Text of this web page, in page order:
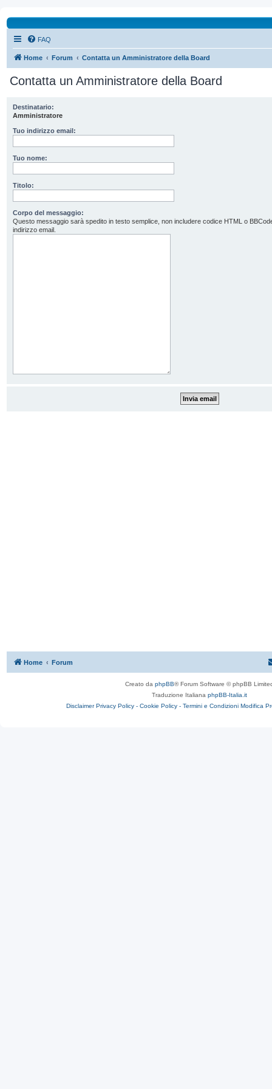
FAQ
Home Forum Contatta un Amministratore della Board
Contatta un Amministratore della Board
Destinatario:
Amministratore
Tuo indirizzo email:
Tuo nome:
Titolo:
Corpo del messaggio:
Questo messaggio sarà spedito in testo semplice, non includere codice HTML o
indirizzo email.
Home Forum
Creato da phpBB® Forum Software © phpBB
Traduzione Italiana phpBB-Italia.it
Disclaimer Privacy Policy - Cookie Policy - Termini e Condizioni Modifica